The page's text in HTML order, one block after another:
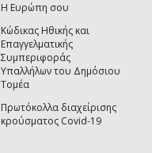
Η Ευρώπη σου
Κώδικας Ηθικής και
Επαγγελματικής
Συμπεριφοράς
Υπαλλήλων του Δημόσιου
Τομέα
Πρωτόκολλα διαχείρισης
κρούσματος Covid-19